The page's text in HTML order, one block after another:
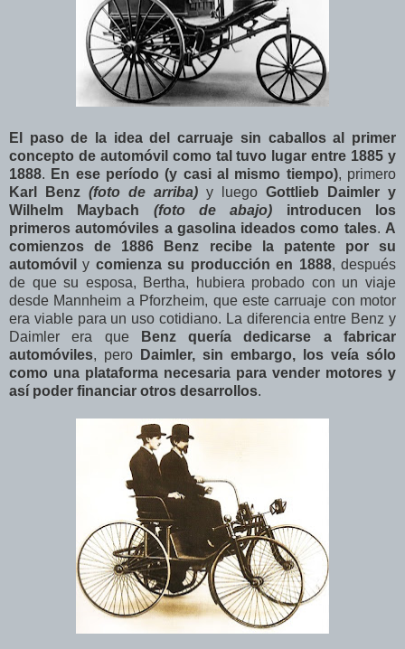
El paso de la idea del carruaje sin caballos al primer
concepto de automóvil como tal tuvo lugar entre 1885 y
1888. En ese período (y casi al mismo tiempo), primero
Karl Benz (foto de arriba) y luego Gottlieb Daimler y
Wilhelm Maybach (foto de abajo)
introducen los
primeros automóviles a gasolina ideados como tales. A
comienzos de 1886 Benz recibe la patente por su
automóvil y comienza su producción en 1888, después
de que su esposa, Bertha, hubiera probado con un viaje
desde Mannheim a Pforzheim, que este carruaje con motor
era viable para un uso cotidiano. La diferencia entre Benz y
Daimler era que
Benz quería dedicarse a fabricar
automóviles, pero
Daimler, sin embargo, los veía sólo
como una plataforma necesaria para vender motores y
así poder financiar otros desarrollos.